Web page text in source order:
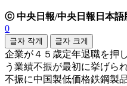
ⓒ 中央日報/中央日報日本語
0
글자 작게 글자 크게
企業が４５歳定年退職を押
う業績不振が最初に挙げら
不振に中国製低価格鉄鋼製